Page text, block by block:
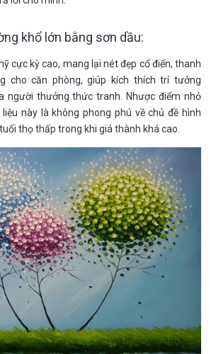
khổ lớn bằng sơn dầu:
cực kỳ cao, mang lại nét đẹp cổ điển, thanh
cho căn phòng, giúp kích thích trí tưởng
người thưởng thức tranh. Nhược điểm nhỏ
này là không phong phú về chủ đề hình
thọ thấp trong khi giá thành khá cao.